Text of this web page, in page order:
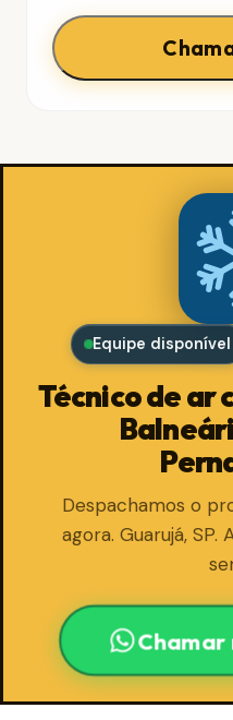
Equipe disponível
Técnico de ar
Despachamos o
agora. Guarujá,
Chamar